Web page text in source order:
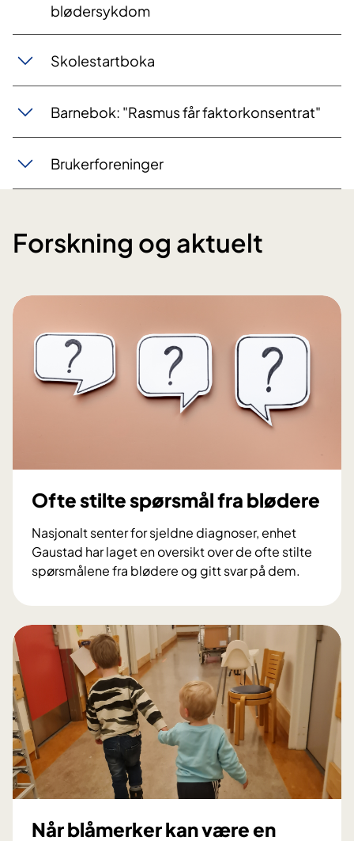
blødersykdom
Skolestartboka
Barnebok: "Rasmus får faktorkonsentrat"
Brukerforeninger
Forskning og aktuelt
Ofte stilte spørsmål fra blødere
Nasjonalt senter for sjeldne diagnoser, enhet
Gaustad har laget en oversikt over de ofte stilte
spørsmålene fra blødere og gitt svar på dem.
f
t
l
t
e
s
p
rNår blåmerker kan være en